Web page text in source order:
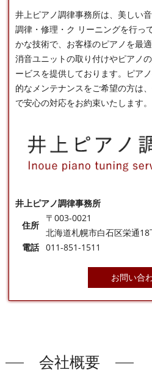
井上ピアノ調律事務所は、美しい
調律・修理・ク リーニングを行っ
かな技術で、お客様のピアノを最
消音ユニットの取り付けやピアノ
ービスを提供しております。ピア
的なメンテナンスをご希望の方は
で安心の対応をお約束いたします。
井上ピアノ調律事務所
住所
〒003-0021
北海道札幌市白石区栄通18
電話 011-851-1511
お問い合
会社概要